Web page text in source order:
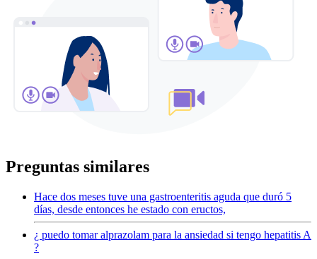
Preguntas similares
Hace dos meses tuve una gastroenteritis aguda que duró 5
días, desde entonces he estado con eructos,
¿ puedo tomar alprazolam para la ansiedad si tengo hepatitis A
?